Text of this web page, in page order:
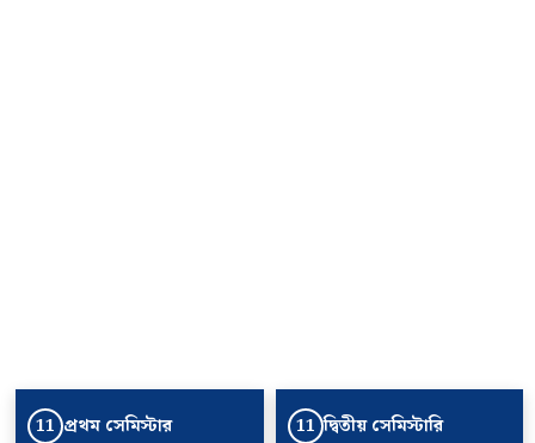
11 প্রথম সেমিস্টার 11 দ্বিতীয় সেমিস্টারি